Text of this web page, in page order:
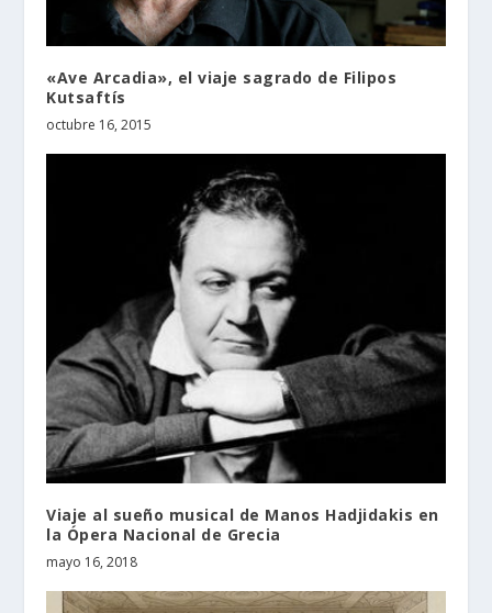
«Ave Arcadia», el viaje sagrado de Filipos
Kutsaftís
octubre 16, 2015
Viaje al sueño musical de Manos Hadjidakis en
la Ópera Nacional de Grecia
mayo 16, 2018